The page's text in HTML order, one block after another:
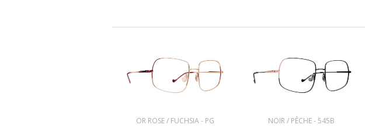
OR ROSE / FUCHSIA - PG NOIR / PÊCHE - 545B